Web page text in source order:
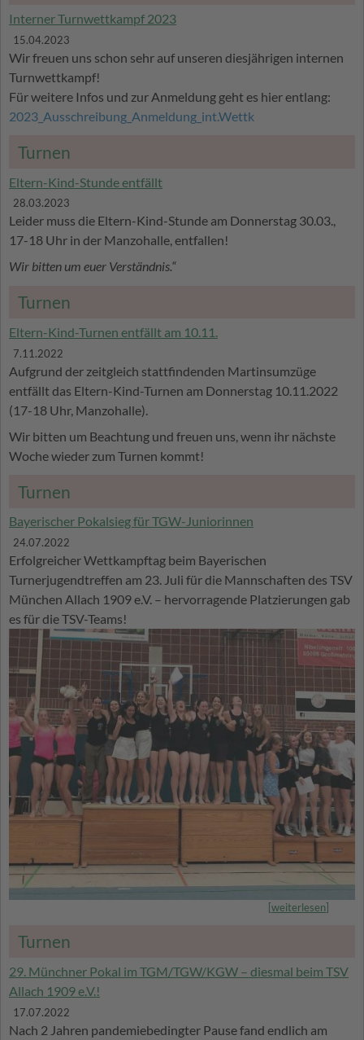
Interner Turnwettkampf 2023
15.04.2023
Wir freuen uns schon sehr auf unseren diesjährigen internen
Turnwettkampf!
Für weitere Infos und zur Anmeldung geht es hier entlang:
2023_Ausschreibung_Anmeldung_int.Wettk
Turnen
Eltern-Kind-Stunde entfällt
28.03.2023
Leider muss die Eltern-Kind-Stunde am Donnerstag 30.03.,
17-18 Uhr in der Manzohalle, entfallen!
Wir bitten um euer Verständnis.“
Turnen
Eltern-Kind-Turnen entfällt am 10.11.
7.11.2022
Aufgrund der zeitgleich stattfindenden Martinsumzüge
entfällt das Eltern-Kind-Turnen am Donnerstag 10.11.2022
(17-18 Uhr, Manzohalle).
Wir bitten um Beachtung und freuen uns, wenn ihr nächste
Woche wieder zum Turnen kommt!
Turnen
Bayerischer Pokalsieg für TGW-Juniorinnen
24.07.2022
Erfolgreicher Wettkampftag beim Bayerischen
Turnerjugendtreffen am 23. Juli für die Mannschaften des TSV
München Allach 1909 e.V. – hervorragende Platzierungen gab
es für die TSV-Teams!
[weiterlesen]
Turnen
29. Münchner Pokal im TGM/TGW/KGW – diesmal beim TSV
Allach 1909 e.V.!
17.07.2022
Nach 2 Jahren pandemiebedingter Pause fand endlich am